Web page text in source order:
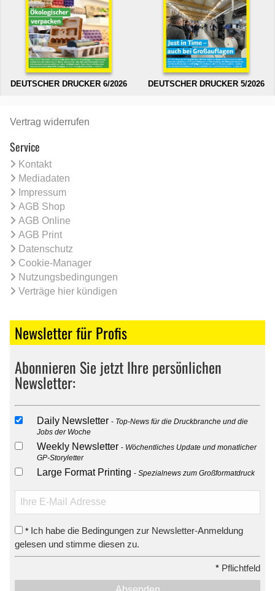
DEUTSCHER DRUCKER 6/2026 DEUTSCHER DRUCKER 5/2026
Vertrag widerrufen
Service
Kontakt
Mediadaten
Impressum
AGB Shop
AGB Online
AGB Print
Datenschutz
Cookie-Manager
Nutzungsbedingungen
Verträge hier kündigen
Newsletter für Profis
Abonnieren Sie jetzt Ihre persönlichen
Newsletter:
Daily Newsletter
Top-News für die Druckbranche und die
Jobs der Woche
Weekly Newsletter
Wöchentliches Update und monatlicher
GP-Storyletter
Large Format Printing Spezialnews zum Großformatdruck
* Ich habe die Bedingungen zur Newsletter-Anmeldung
gelesen und stimme diesen zu.
* Pflichtfeld